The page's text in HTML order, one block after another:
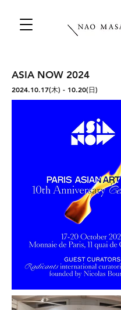
ASIA NOW 2024
2024.10.17(木) - 10.20(日)